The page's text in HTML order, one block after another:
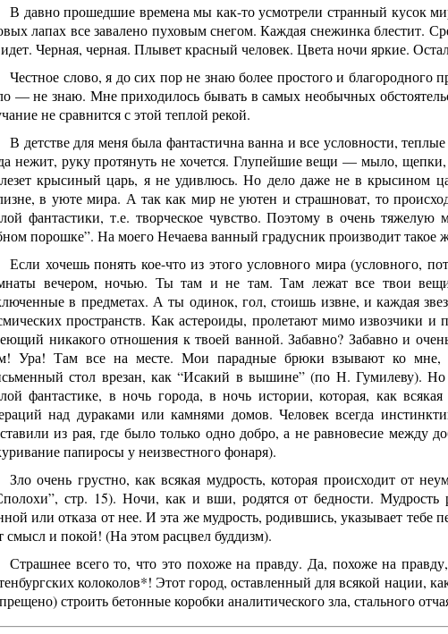
В давно прошедшие времена мы как-то усмотрели странный кусок
лапах все завалено пуховым снегом. Каждая снежинка блестит.
Черная, черная. Плывет красный человек. Цвета ночи яркие.
Честное слово, я до сих пор не знаю более простого и
— не знаю. Мне приходилось бывать в самых необычных
не сравнится с этой теплой рекой.
В детстве для меня была фантастична ванна и все условности,
нежит, руку протянуть не хочется. Глупейшие вещи — мыло,
крысиный царь, я не удивлюсь. Но дело даже не в крысином
в уюте мира. А так как мир не уютен и страшноват, то
фантастики, т.е. творческое чувство. Поэтому в очень
порошке”. На моего Нечаева ванный градусник производит такое
Если хочешь понять кое-что из этого условного мира (условного,
вечером, ночью. Ты там и не там. Там лежат все твои
в предметах. А ты одинок, гол, стоишь извне, и каждая
пространств. Как астероиды, пролетают мимо
никакого отношения к твоей ванной. Забавно? Забавно и
Ура! Там все на месте. Мои парадные брюки взывают ко мне,
стол врезан, как “Исакий в вышине” (по Н. Гумилеву).
фантастике, в ночь города, в ночь истории, которая, как
над дураками или камнями домов. Человек всегда
из рая, где было только одно добро, а не равновесие между
папиросы у неизвестного фонаря).
Зло очень грустно, как всякая мудрость, которая происходит от
стр. 15). Ночи, как и вши, родятся от бедности. Мудрость
или отказа от нее. И эта же мудрость, родившись, указывает тебе
смысл и покой! (На этом расцвел буддизм).
Страшнее всего то, что это похоже на правду. Да, похоже на
колоколов*! Этот город, оставленный для всякой нации,
строить бетонные коробки аналитического зла, стального